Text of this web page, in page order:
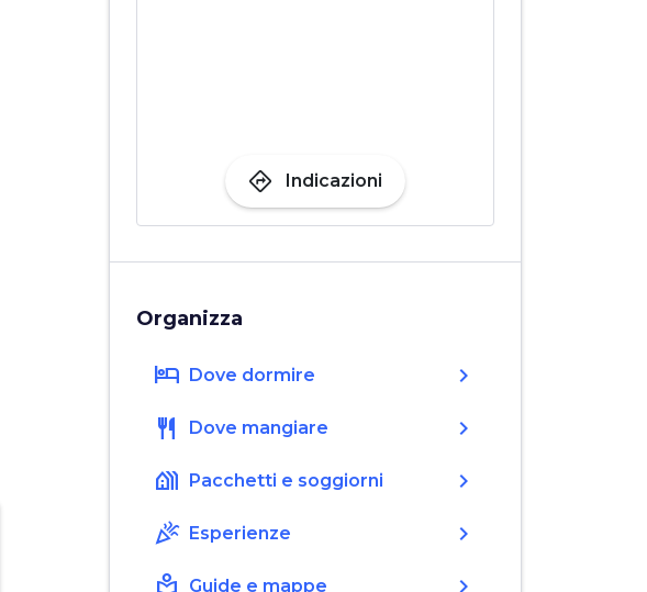
directions Indicazioni
Organizza
hotel Dove dormire chevron_right
restaurant Dove mangiare chevron_right
holiday_village Pacchetti e soggiorni chevron_right
celebration Esperienze chevron_right
Guide e mappe chevron_right